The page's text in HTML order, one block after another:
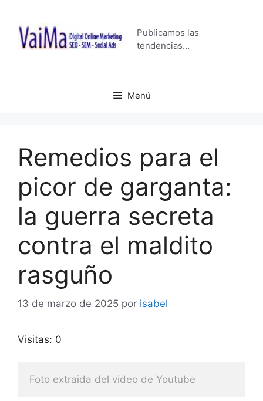
contenido
Publicamos las
tendencias…
Menú
Remedios para el
picor de garganta:
la guerra secreta
contra el maldito
rasguño
13 de marzo de 2025 por isabel
Visitas: 0
Foto extraida del video de Youtube